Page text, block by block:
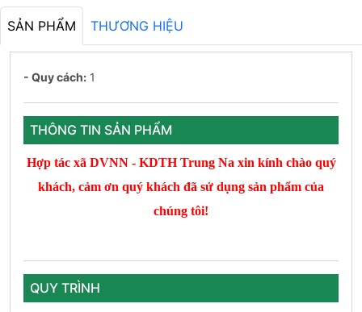
SẢN PHẨM THƯƠNG HIỆU
- Quy cách: 1
THÔNG TIN SẢN PHẨM
Hợp tác xã DVNN - KDTH Trung Na xin kính chào quý
khách, cảm ơn quý khách đã sử dụng sản phẩm của
chúng tôi!
QUY TRÌNH